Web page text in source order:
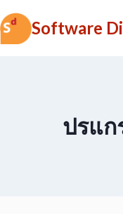
to
content
Software
ปรแก